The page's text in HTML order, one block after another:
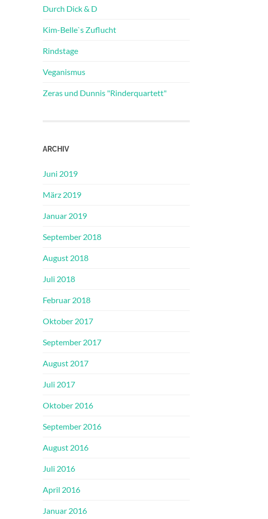
Durch Dick & D
Kim-Belle`s Zuflucht
Rindstage
Veganismus
Zeras und Dunnis "Rinderquartett"
ARCHIV
Juni 2019
März 2019
Januar 2019
September 2018
August 2018
Juli 2018
Februar 2018
Oktober 2017
September 2017
August 2017
Juli 2017
Oktober 2016
September 2016
August 2016
Juli 2016
April 2016
Januar 2016